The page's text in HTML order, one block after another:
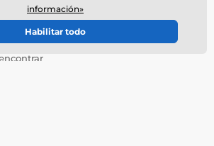
al cliente está disponible
info@electro-collares.es
información»
Habilitar todo